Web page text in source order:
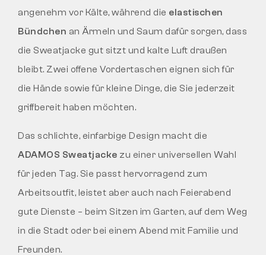
angenehm vor Kälte, während die elastischen
Bündchen an Ärmeln und Saum dafür sorgen, dass
die Sweatjacke gut sitzt und kalte Luft draußen
bleibt. Zwei offene Vordertaschen eignen sich für
die Hände sowie für kleine Dinge, die Sie jederzeit
griffbereit haben möchten.
Das schlichte, einfarbige Design macht die
ADAMOS Sweatjacke zu einer universellen Wahl
für jeden Tag. Sie passt hervorragend zum
Arbeitsoutfit, leistet aber auch nach Feierabend
gute Dienste – beim Sitzen im Garten, auf dem Weg
in die Stadt oder bei einem Abend mit Familie und
Freunden.